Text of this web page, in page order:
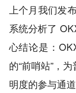
上个月我们发
系统分析了
心结论是：
的“前哨站”，
明度的参与通道